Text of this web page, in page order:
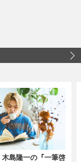
木島隆一の『一筆啓